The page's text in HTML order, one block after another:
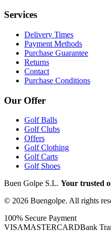
Services
Delivery Times
Payment Methods
Purchase Guarantee
Returns
Contact
Purchase Conditions
Our Offer
Golf Balls
Golf Clubs
Offers
Golf Clothing
Golf Carts
Golf Shoes
Buen Golpe S.L. Your trusted
© 2026 Buengolpe. All rights
100% Secure Payment
VISAMASTERCARDBank